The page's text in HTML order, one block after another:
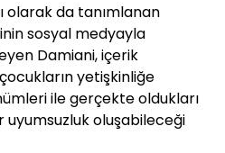
olarak da tanımlanan
sosyal medyayla
Damiani, içerik
yetişkinliğe
ile gerçekte oldukları
uyumsuzluk oluşabileceği